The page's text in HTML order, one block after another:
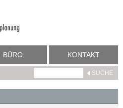
BÜRO KONTAKT